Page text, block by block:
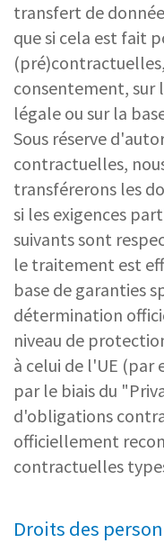
transfert de
que si cela est fait
consentement, sur
légale ou sur la
Sous réserve
contractuelles,
transférerons les
si les exigences
suivants sont
le traitement est
base de garanties
détermination
niveau de
à celui de l'UE (par
par le biais du
d'obligations
officiellement
contractuelles
Droits des